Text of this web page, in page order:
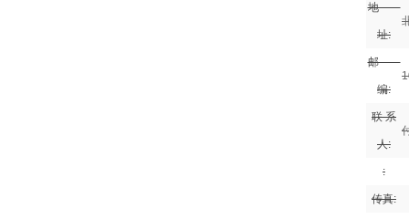
地
址:
邮
编:
联 系
人:
:
传真: